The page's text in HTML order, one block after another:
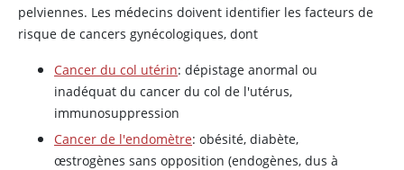
pelviennes. Les médecins doivent identifier les facteurs de
risque de cancers gynécologiques, dont
Cancer du col utérin: dépistage anormal ou
inadéquat du cancer du col de l'utérus,
immunosuppression
Cancer de l'endomètre: obésité, diabète,
œstrogènes sans opposition (endogènes, dus à